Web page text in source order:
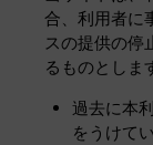
合、利用者に
スの提供の停
るものとしま
過去に本
をうけて